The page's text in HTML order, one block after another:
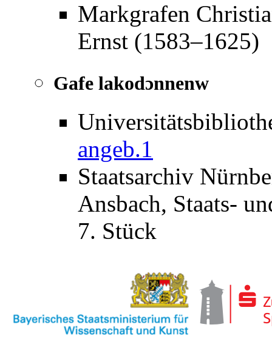
Markgrafen
Ernst (1583–1625)
Gafe lakodɔnnenw
angeb.1
Staatsarchiv
Ansbach, Staats-
7. Stück